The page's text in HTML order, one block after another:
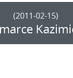
(2011-02-15)
marce